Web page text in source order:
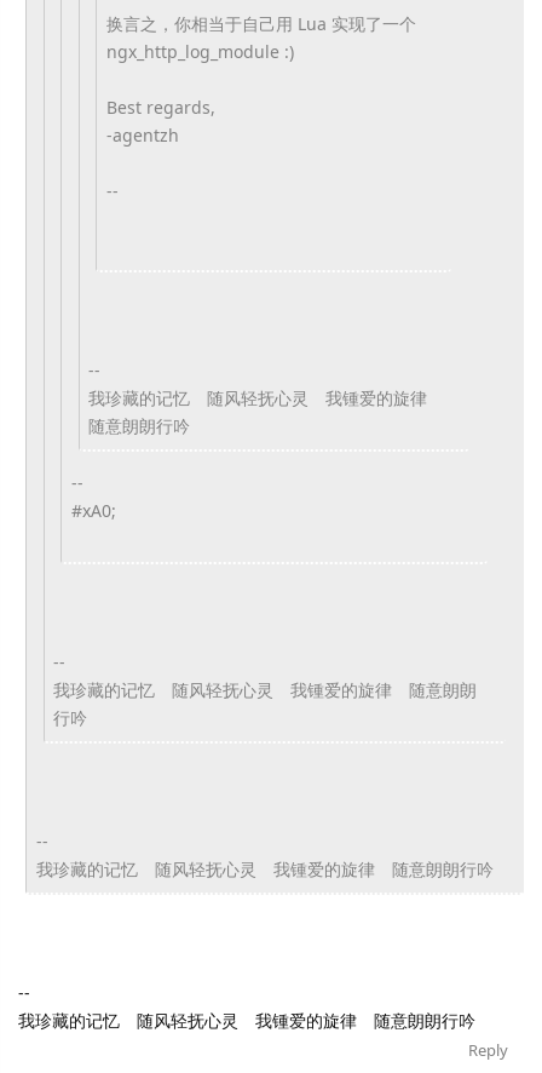
换言之，你相当于自己用 Lua 实现了一个
ngx_http_log_module :)
Best regards,
-agentzh
--
--
我珍藏的记忆 随风轻抚心灵 我锺爱的旋律
随意朗朗行吟
--
#xA0;
--
我珍藏的记忆 随风轻抚心灵 我锺爱的旋律 随意朗朗
行吟
--
我珍藏的记忆 随风轻抚心灵 我锺爱的旋律 随意朗朗行吟
--
我珍藏的记忆 随风轻抚心灵 我锺爱的旋律 随意朗朗行吟
Reply